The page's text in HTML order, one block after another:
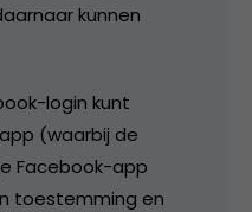
kunnen
login kunt
(waarbij de
Facebook-app
toestemming en